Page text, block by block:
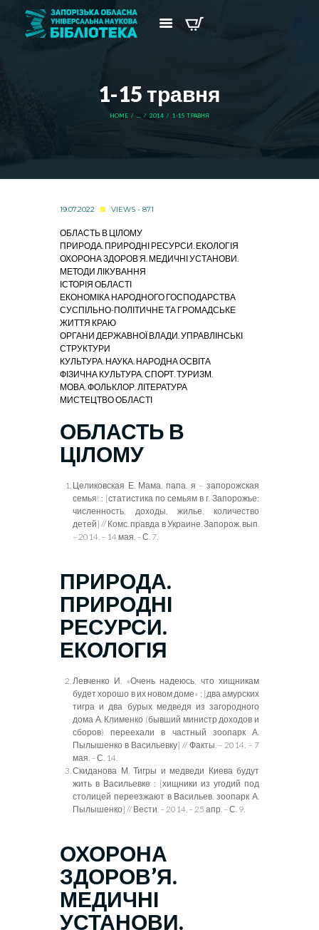
1-15 травня
HOME ... 2014 1-15 ТРАВНЯ
19.07.2022 VIEWS - 871
ОБЛАСТЬ В ЦІЛОМУ
ПРИРОДА. ПРИРОДНІ РЕСУРСИ. ЕКОЛОГІЯ
ОХОРОНА ЗДОРОВ’Я. МЕДИЧНІ УСТАНОВИ.
МЕТОДИ ЛІКУВАННЯ
ІСТОРІЯ ОБЛАСТІ
ЕКОНОМІКА НАРОДНОГО ГОСПОДАРСТВА
СУСПІЛЬНО-ПОЛІТИЧНЕ ТА ГРОМАДСЬКЕ
ЖИТТЯ КРАЮ
ОРГАНИ ДЕРЖАВНОЇ ВЛАДИ. УПРАВЛІНСЬКІ
СТРУКТУРИ
КУЛЬТУРА. НАУКА. НАРОДНА ОСВІТА
ФІЗИЧНА КУЛЬТУРА. СПОРТ. ТУРИЗМ.
МОВА. ФОЛЬКЛОР. ЛІТЕРАТУРА
МИСТЕЦТВО ОБЛАСТІ
ОБЛАСТЬ В
ЦІЛОМУ
Целиковская Е. Мама, папа, я – запорожская
семья! : [статистика по семьям в г. Запорожье:
численность, доходы, жилье, количество
детей] // Комс. правда в Украине. Запорож. вып.
– 2014. – 14 мая. – С. 7.
ПРИРОДА.
ПРИРОДНІ
РЕСУРСИ.
ЕКОЛОГІЯ
Левченко И. «Очень надеюсь, что хищникам
будет хорошо в их новом доме» : [два амурских
тигра и два бурых медведя из загородного
дома А. Клименко (бывший министр доходов и
сборов) переехали в частный зоопарк А.
Пылышенко вВасильевку] // Факты. – 2014. – 7
мая. – С. 14.
Скиданова М. Тигры и медведи Киева будут
жить в Васильевке : [хищники из угодий под
столицей переезжают в Васильев. зоопарк А.
Пылышенко] // Вести. – 2014. – 25 апр. – С. 9.
ОХОРОНА
ЗДОРОВ’Я.
МЕДИЧНІ
УСТАНОВИ.